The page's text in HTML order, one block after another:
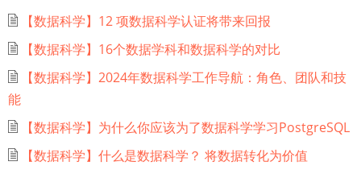
【数据科学】12 项数据科学认证将带来回报
【数据科学】16个数据学科和数据科学的对比
【数据科学】2024年数据科学工作导航：角色、团队和技
能
【数据科学】为什么你应该为了数据科学学习PostgreSQL
【数据科学】什么是数据科学？ 将数据转化为价值